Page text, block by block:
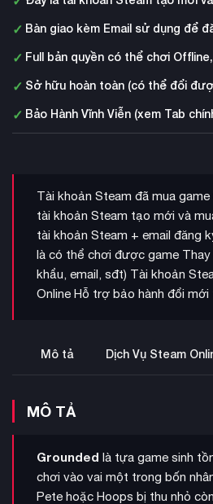
✓ Bàn giao kèm Email sử dụng để
✓ Full bản quyền có thể chơi
✓ Sở hữu hoàn toàn (có thể đổi
✓ Bảo Hành Vĩnh Viễn (xem Tab
Tài khoản Steam đã mua
tài khoản Steam tạo mới và
tài khoản Steam + email đăng
là có thể chơi được game
khẩu, email, sđt) Tài khoản
Online Hỗ trợ bảo hành đổi mới
Mô tả Dịch Vụ Steam
MÔ TẢ
Grounded là tựa game sinh
chơi vào vai một trong bốn
Pete hoặc Hoops bị thu nhỏ